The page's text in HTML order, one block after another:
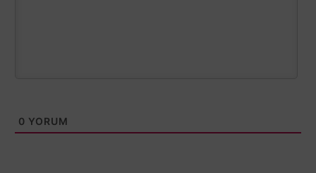
0 YORUM